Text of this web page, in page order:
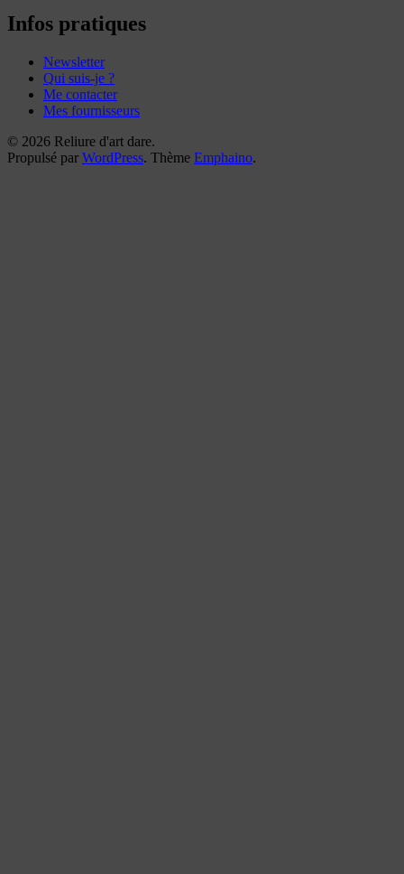
reliures
Infos pratiques
Newsletter
Qui suis-je ?
Me contacter
Mes fournisseurs
© 2026 Reliure d'art dare.
Propulsé par WordPress. Thème Emphaino.